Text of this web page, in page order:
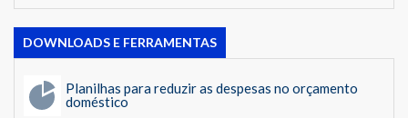
DOWNLOADS E FERRAMENTAS
Planilhas para reduzir as despesas no orçamento
doméstico